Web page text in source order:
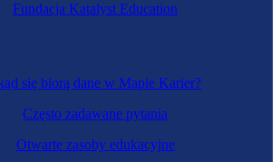
botów
się biorą dane w Mapie Karier?
Często zadawane pytania
Otwarte zasoby edukacyjne
Fundacja Katalyst Education